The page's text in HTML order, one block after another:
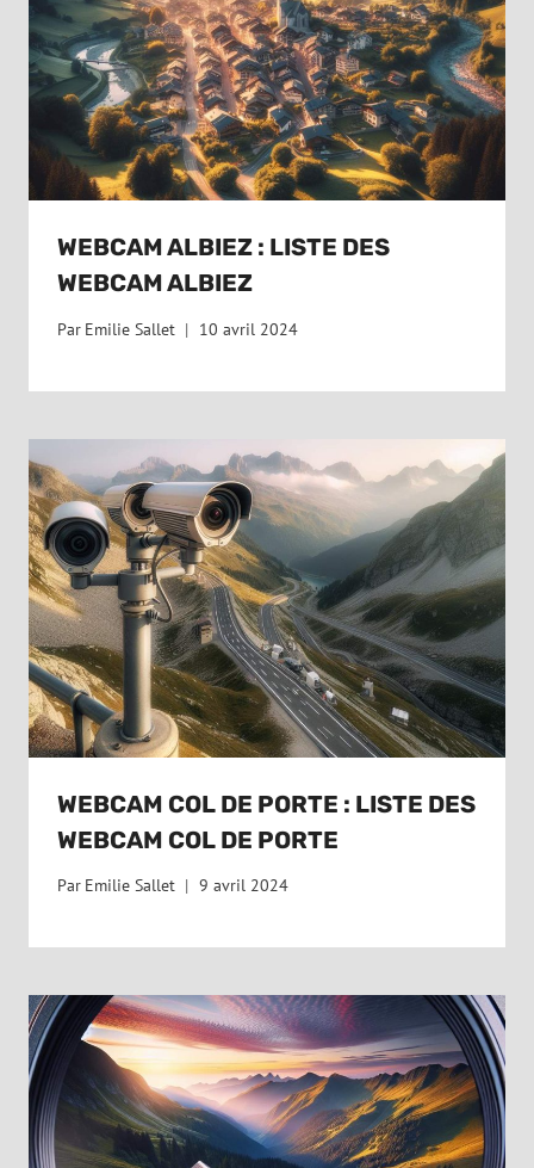
WEBCAM ALBIEZ : LISTE DES
WEBCAM ALBIEZ
Par Emilie Sallet 10 avril 2024
WEBCAM COL DE PORTE : LISTE DES
WEBCAM COL DE PORTE
Par Emilie Sallet 9 avril 2024